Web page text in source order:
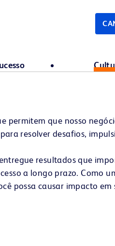
permitem que nosso
resolver desafios,
resultados que
a longo prazo. Como
possa causar impacto em